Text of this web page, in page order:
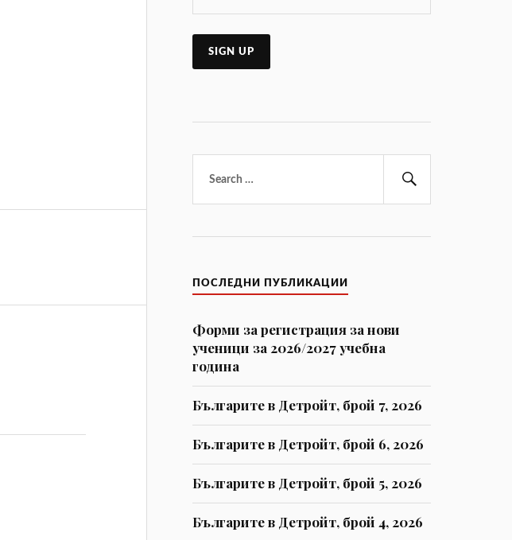
ПОСЛЕДНИ ПУБЛИКАЦИИ
Форми за регистрaция за нови
ученици за 2026/2027 учебна
година
Българите в Детройт, брой 7, 2026
Българите в Детройт, брой 6, 2026
Българите в Детройт, брой 5, 2026
Българите в Детройт, брой 4, 2026